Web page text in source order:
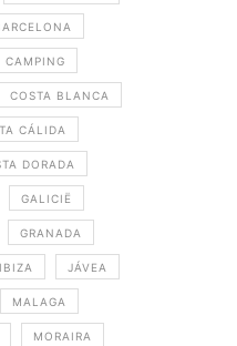
CAMPING
COSTA BLANCA
CÁLIDA
DORADA
GALICIË
GRANADA
IBIZA JÁVEA
MALAGA
MORAIRA